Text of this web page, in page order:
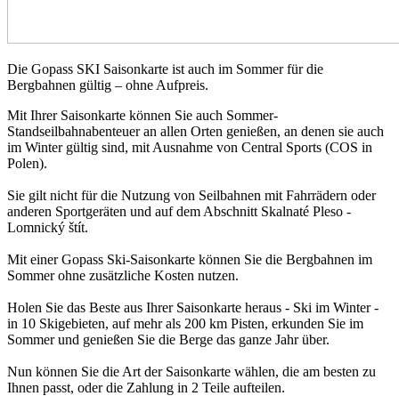
Die Gopass SKI Saisonkarte ist auch im Sommer für die
Bergbahnen gültig – ohne Aufpreis.
Mit Ihrer Saisonkarte können Sie auch Sommer-
Standseilbahnabenteuer an allen Orten genießen, an denen sie auch
im Winter gültig sind, mit Ausnahme von Central Sports (COS in
Polen).
Sie gilt nicht für die Nutzung von Seilbahnen mit Fahrrädern oder
anderen Sportgeräten und auf dem Abschnitt Skalnaté Pleso -
Lomnický štít.
Mit einer Gopass Ski-Saisonkarte können Sie die Bergbahnen im
Sommer ohne zusätzliche Kosten nutzen.
Holen Sie das Beste aus Ihrer Saisonkarte heraus - Ski im Winter -
in 10 Skigebieten, auf mehr als 200 km Pisten, erkunden Sie im
Sommer und genießen Sie die Berge das ganze Jahr über.
Nun können Sie die Art der Saisonkarte wählen, die am besten zu
Ihnen passt, oder die Zahlung in 2 Teile aufteilen.